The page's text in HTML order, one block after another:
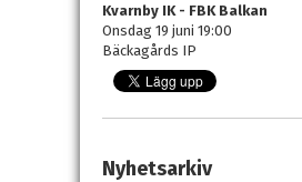
Kvarnby IK - FBK Balkan
Onsdag 19 juni 19:00
Bäckagårds IP
Nyhetsarkiv